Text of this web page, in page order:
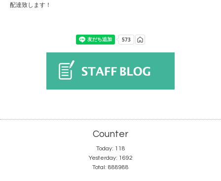
配達致します！
Counter
Today: 118
Yesterday: 1692
Total: 888988